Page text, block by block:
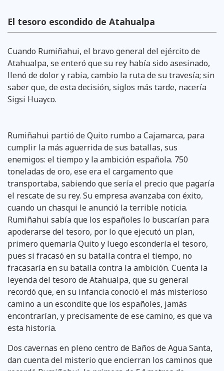
El tesoro escondido de Atahualpa
Cuando Rumiñahui, el bravo general del ejército de
Atahualpa, se enteró que su rey había sido asesinado,
llenó de dolor y rabia, cambio la ruta de su travesía; sin
saber que, de esta decisión, siglos más tarde, nacería
Sigsi Huayco.
Rumiñahui partió de Quito rumbo a Cajamarca, para
cumplir la más aguerrida de sus batallas, sus
enemigos: el tiempo y la ambición española. 750
toneladas de oro, ese era el cargamento que
transportaba, sabiendo que sería el precio que pagaría
el rescate de su rey. Su empresa avanzaba con éxito,
cuando un chasqui le anunció la terrible noticia.
Rumiñahui sabía que los españoles lo buscarían para
apoderarse del tesoro, por lo que ejecutó un plan,
primero quemaría Quito y luego escondería el tesoro,
pues si fracasó en su batalla contra el tiempo, no
fracasaría en su batalla contra la ambición. Cuenta la
leyenda del tesoro de Atahualpa, que su general
recordó que, en su infancia conoció el más misterioso
camino a un escondite que los españoles, jamás
encontrarían, y precisamente de ese camino, es que va
esta historia.
Dos cavernas en pleno centro de Baños de Agua Santa,
dan cuenta del misterio que encierran los caminos que